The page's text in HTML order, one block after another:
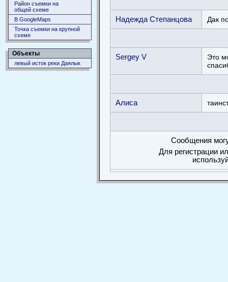
Район съемки на
общей схеме
В GoogleMaps
Точка съемки на крупной
схеме
Объекты
левый исток реки Даялык
Надежда Степанцова Дак
Sergey V
Это
Алиса
Сообщения
Для регистрации